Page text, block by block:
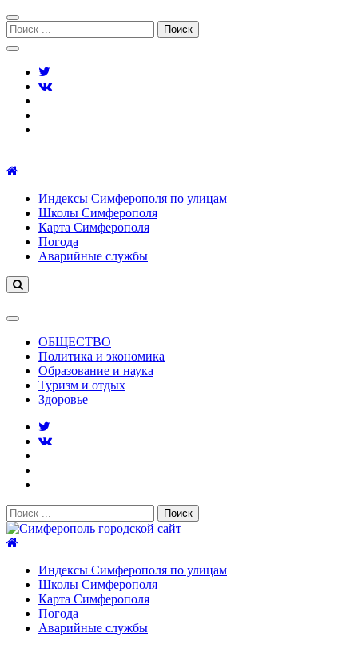
Перейти
к
навигации
Перейти
к
содержимому
Поиск:
Индексы Симферополя по улицам
Школы Симферополя
Карта Симферополя
Погода
Аварийные службы
ОБЩЕСТВО
Политика и экономика
Образование и наука
Туризм и отдых
Здоровье
Поиск:
Индексы Симферополя по улицам
Школы Симферополя
Карта Симферополя
Погода
Аварийные службы